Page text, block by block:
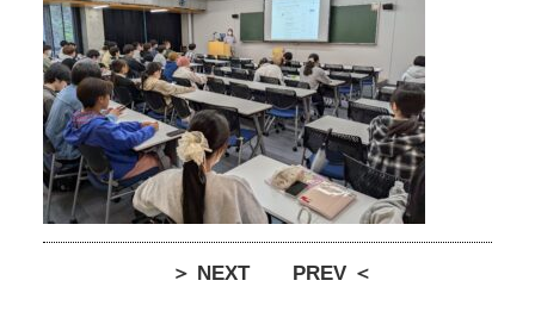
＞ NEXT PREV ＜